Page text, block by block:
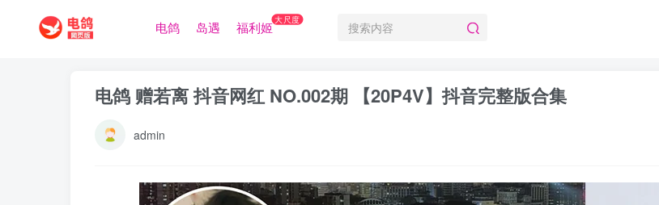
电鸽 岛遇 福利姬大尺度
电鸽 赠若离 抖音网红 NO.002期 【20P4V】抖音完整版合集
admin